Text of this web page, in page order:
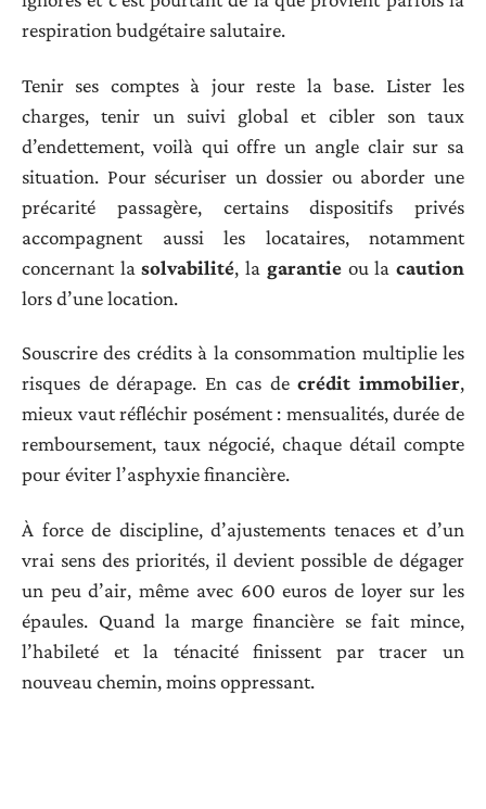
respiration budgétaire salutaire.
Tenir ses comptes à jour reste la base. Lister les
charges, tenir un suivi global et cibler son taux
d’endettement, voilà qui offre un angle clair sur sa
situation. Pour sécuriser un dossier ou aborder une
précarité passagère, certains dispositifs privés
accompagnent aussi les locataires, notamment
concernant lasolvabilité, la garantieou lacaution
lors d’une location.
Souscrire des crédits à la consommation multiplie les
risques de dérapage. En cas decrédit immobilier,
mieux vaut réfléchir posément : mensualités, durée de
remboursement, taux négocié, chaque détail compte
pour éviter l’asphyxie financière.
À force de discipline, d’ajustements tenaces et d’un
vrai sens des priorités, il devient possible de dégager
un peu d’air, même avec 600 euros de loyer sur les
épaules. Quand la marge financière se fait mince,
l’habileté et la ténacité finissent par tracer un
nouveau chemin, moins oppressant.